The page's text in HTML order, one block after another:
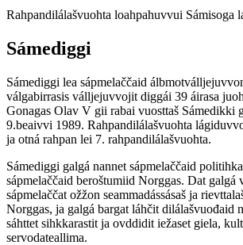
Rahpandilálašvuohta loahpahuvvui Sámisoga
Sámediggi
Sámediggi lea sápmelaččaid
válgabirrasis válljejuvvojit diggái 39 áirasa
Gonagas Olav V gii rabai vuosttaš Sámedikki
9.beaivvi 1989. Rahpandilálašvuohta
ja otná rahpan lei 7. rahpandilálašvuohta.
Sámediggi galgá nannet sápmelaččaid
sápmelaččaid beroštumiid Norggas. Dat galgá
sápmelaččat ožžon seammadássásaš ja
Norggas, ja galgá bargat láhčit dilálašvuođaid
sáhttet sihkkarastit ja ovddidit iežaset giela,
servodateallima.